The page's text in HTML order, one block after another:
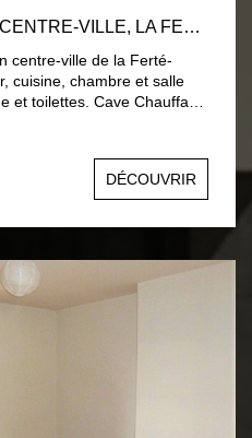
APPARTEMENT F2 EN CENTRE-VILLE, LA FERTÉ-BERNARD
centre-ville de la Ferté-
cuisine, chambre et salle
Cave Chauffage
par décompteur. Loyer
47€ de charges ( eau froide
entretien des parties
DÉCOUVRIR